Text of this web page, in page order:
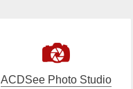
ACDSee Photo Studio